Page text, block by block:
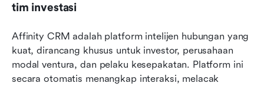
tim investasi
Affinity CRM adalah platform intelijen hubungan yang
kuat, dirancang khusus untuk investor, perusahaan
modal ventura, dan pelaku kesepakatan. Platform ini
secara otomatis menangkap interaksi, melacak